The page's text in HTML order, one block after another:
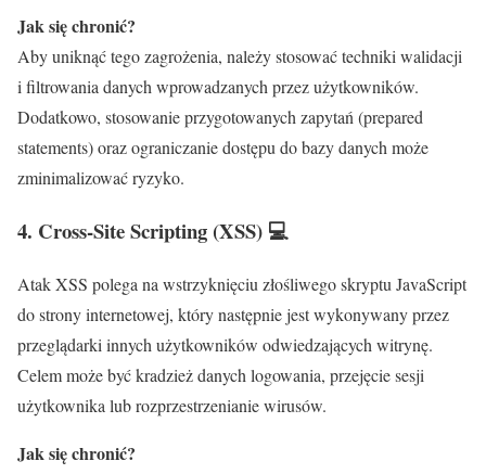
Jak się chronić?
Aby uniknąć tego zagrożenia, należy stosować techniki walidacji
i filtrowania danych wprowadzanych przez użytkowników.
Dodatkowo, stosowanie przygotowanych zapytań (prepared
statements) oraz ograniczanie dostępu do bazy danych może
zminimalizować ryzyko.
4. Cross-Site Scripting (XSS) 💻
Atak XSS polega na wstrzyknięciu złośliwego skryptu JavaScript
do strony internetowej, który następnie jest wykonywany przez
przeglądarki innych użytkowników odwiedzających witrynę.
Celem może być kradzież danych logowania, przejęcie sesji
użytkownika lub rozprzestrzenianie wirusów.
Jak się chronić?